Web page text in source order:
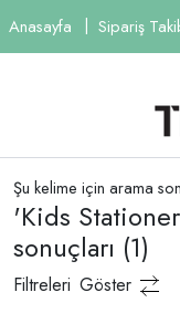
Anasayfa Sipariş
Şu kelime için arama
'Kids
sonuçları (1)
Filtreleri Göster